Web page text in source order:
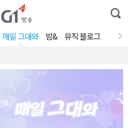
통
합
매일 그대와 밤& 뮤직 블로그
형